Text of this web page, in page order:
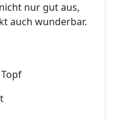
nur gut aus,
auch wunderbar.